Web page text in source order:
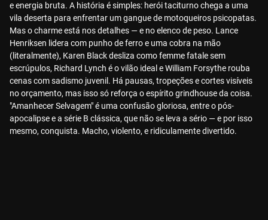
e energia bruta. A história é simples: herói taciturno chega a uma
vila deserta para enfrentar um gangue de motoqueiros psicopatas.
Mas o charme está nos detalhes — e no elenco de peso. Lance
Henriksen lidera com punho de ferro e uma cobra na mão
(literalmente), Karen Black desliza como femme fatale sem
escrúpulos, Richard Lynch é o vilão ideal e William Forsythe rouba
cenas com sadismo juvenil. Há pausas, tropeções e cortes visíveis
no orçamento, mas isso só reforça o espírito grindhouse da coisa.
"Amanhecer Selvagem" é uma confusão gloriosa, entre o pós-
apocalipse e a série B clássica, que não se leva a sério — e por isso
mesmo, conquista. Macho, violento, e ridiculamente divertido.